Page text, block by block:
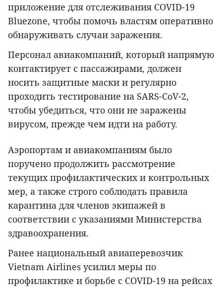
приложение для отслеживания COVID-19
Bluezone, чтобы помочь властям оперативно
обнаруживать случаи заражения.
Персонал авиакомпаний, который напрямую
контактирует с пассажирами, должен
носить защитные маски и регулярно
проходить тестирование на SARS-CoV-2,
чтобы убедиться, что они не заражены
вирусом, прежде чем идти на работу.
Аэропортам и авиакомпаниям было
поручено продолжить рассмотрение
текущих профилактических и контрольных
мер, а также строго соблюдать правила
карантина для членов экипажей в
соответствии с указаниями Министерства
здравоохранения.
Ранее национальный авиаперевозчик
Vietnam Airlines усилил меры по
профилактике и борьбе с COVID-19 на рейсах